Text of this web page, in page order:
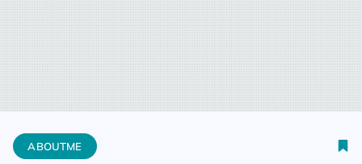
Home Aboutme Orpha Labs AG inicia programa de uso
ABOUTME